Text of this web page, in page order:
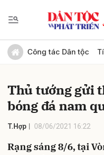
Công tác Dân tộc
Thủ tướng gửi
bóng đá nam
T.Hợp 08/06/2021 16:22
Rạng sáng 8/6, tại
Gửi bình luận